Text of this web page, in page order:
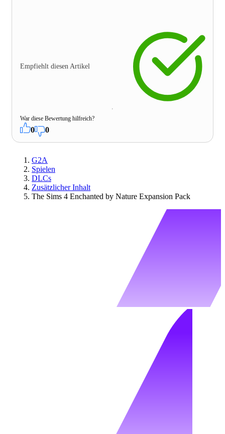
Empfiehlt diesen Artikel
War diese Bewertung hilfreich?
0 0
G2A
Spielen
DLCs
Zusätzlicher Inhalt
The Sims 4 Enchanted by Nature Expansion Pack